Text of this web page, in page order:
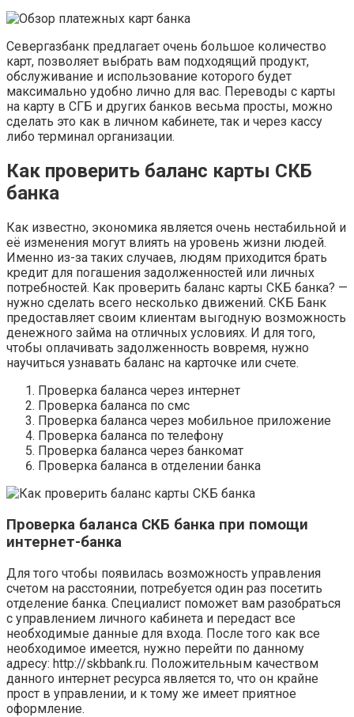
Севергазбанк предлагает очень большое количество
карт, позволяет выбрать вам подходящий продукт,
обслуживание и использование которого будет
максимально удобно лично для вас. Переводы с карты
на карту в СГБ и других банков весьма просты, можно
сделать это как в личном кабинете, так и через кассу
либо терминал организации.
Как проверить баланс карты СКБ
банка
Как известно, экономика является очень нестабильной и
её изменения могут влиять на уровень жизни людей.
Именно из-за таких случаев, людям приходится брать
кредит для погашения задолженностей или личных
потребностей. Как проверить баланс карты СКБ банка? —
нужно сделать всего несколько движений. СКБ Банк
предоставляет своим клиентам выгодную возможность
денежного займа на отличных условиях. И для того,
чтобы оплачивать задолженность вовремя, нужно
научиться узнавать баланс на карточке или счете.
Проверка баланса через интернет
Проверка баланса по смс
Проверка баланса через мобильное приложение
Проверка баланса по телефону
Проверка баланса через банкомат
Проверка баланса в отделении банка
Проверка баланса СКБ банка при помощи
интернет-банка
Для того чтобы появилась возможность управления
счетом на расстоянии, потребуется один раз посетить
отделение банка. Специалист поможет вам разобраться
с управлением личного кабинета и передаст все
необходимые данные для входа. После того как все
необходимое имеется, нужно перейти по данному
адресу: http://skbbank.ru. Положительным качеством
данного интернет ресурса является то, что он крайне
прост в управлении, и к тому же имеет приятное
оформление.